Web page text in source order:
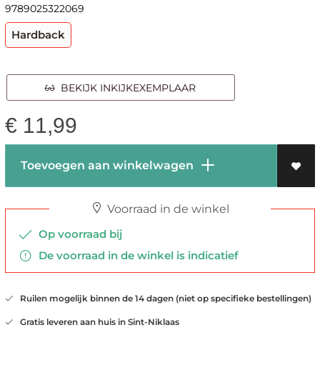
9789025322069
Hardback
BEKIJK INKIJKEXEMPLAAR
€ 11,99
Toevoegen aan winkelwagen
Voorraad in de winkel
Op voorraad bij
De voorraad in de winkel is indicatief
Ruilen mogelijk binnen de 14 dagen (niet op specifieke bestellingen)
Gratis leveren aan huis in Sint-Niklaas